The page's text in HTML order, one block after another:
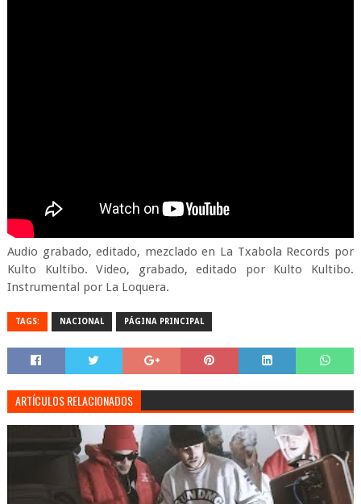
Audio grabado, editado, mezclado en La Txabola Records por
Kulto Kultibo. Video, grabado, editado por Kulto Kultibo.
Instrumental por La Loquera.
TAGS: NACIONAL PÁGINA PRINCIPAL
ARTÍCULOS RELACIONADOS